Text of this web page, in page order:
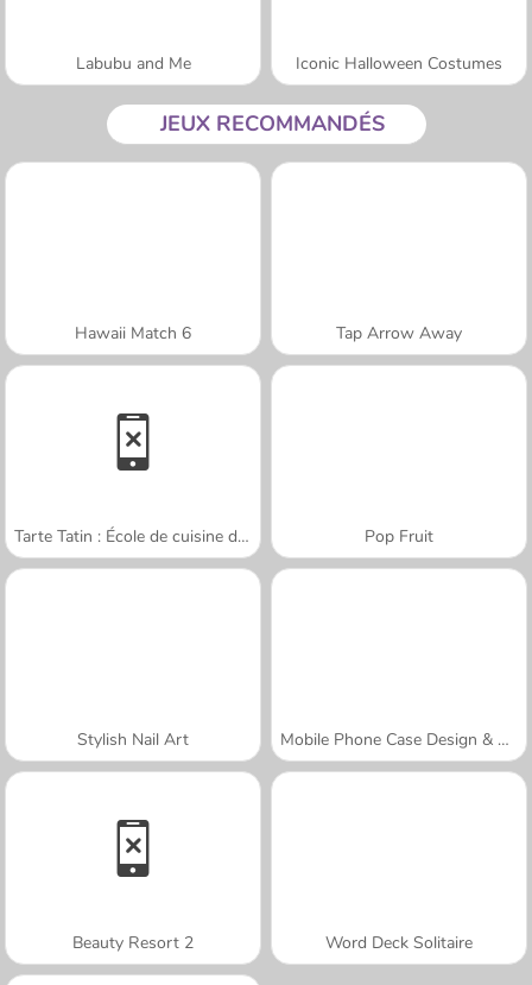
Labubu and Me Iconic Halloween Costumes
JEUX RECOMMANDÉS
Hawaii Match 6 Tap Arrow Away
Tarte Tatin : École de cuisine de Sara Pop Fruit
Stylish Nail Art Mobile Phone Case Design & DIY
Beauty Resort 2 Word Deck Solitaire